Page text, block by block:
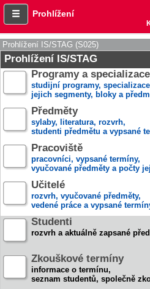
Prohlížení
Prohlížení IS/STAG (S025)
Prohlížení IS/STAG
Programy a specializace
studijní programy,
jejich segmenty, bloky a
Předměty
sylaby, literatura, rozvrh,
studenti předmětu a vypsané
Pracoviště
pracovníci, vypsané termíny,
vyučované předměty a počty
Učitelé
rozvrh, vyučované předměty,
vedené práce a vypsané
Studenti
rozvrh a aktuálně zapsané
Zkouškové termíny
informace o termínu,
seznam studentů, společně